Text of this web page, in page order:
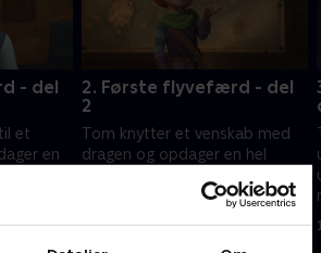
- del
et
en
2. Første flyvefærd - del
2
Tom knytter et venskab med
dragen og opdager en hel
1. november 2025 • 22 min